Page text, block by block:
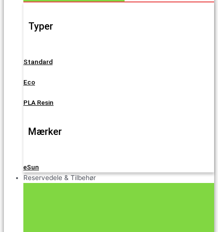
Typer
Standard
Eco
PLA Resin
Mærker
eSun
Reservedele & Tilbehør